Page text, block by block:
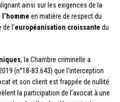
ainsi sur les exigences de la
en matière de respect du
l’européanisation croissante du
, la Chambre criminelle a
(n°18-83.643) que l’interception
et son client est frappée de nullité
la participation de l’avocat à une